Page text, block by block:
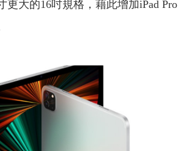
更大的16吋規格，藉此增加iPad Pro